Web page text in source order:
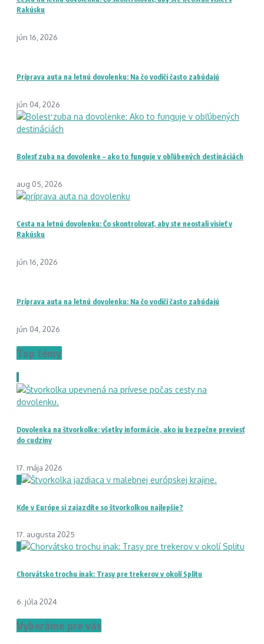
Rakúsku
jún 16, 2026
Príprava auta na letnú dovolenku: Na čo vodiči často zabúdajú
jún 04, 2026
Bolesť zuba na dovolenke – ako to funguje v obľúbených destináciách
aug 05, 2026
Cesta na letnú dovolenku: Čo skontrolovať, aby ste neostali visieť v
Rakúsku
jún 16, 2026
Príprava auta na letnú dovolenku: Na čo vodiči často zabúdajú
jún 04, 2026
Top témy
1
Dovolenka na štvorkolke: všetky informácie, ako ju bezpečne previesť
do cudziny
17. mája 2026
2
Kde v Európe si zajazdíte so štvorkolkou najlepšie?
17. augusta 2025
3
Chorvátsko trochu inak: Trasy pre trekerov v okolí Splitu
6. júla 2024
Vyberáme pre vás